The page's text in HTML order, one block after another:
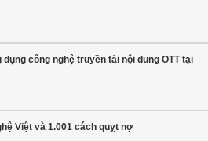
dụng công nghệ truyền tải nội dung OTT tại
Việt và 1.001 cách quỵt nợ